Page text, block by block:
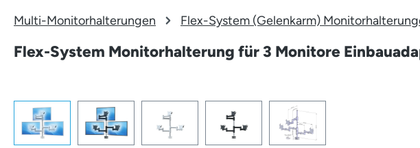
Multi-Monitorhalterungen Flex-System (Gelenkarm)
Flex-System Monitorhalterung für 3 Monitore